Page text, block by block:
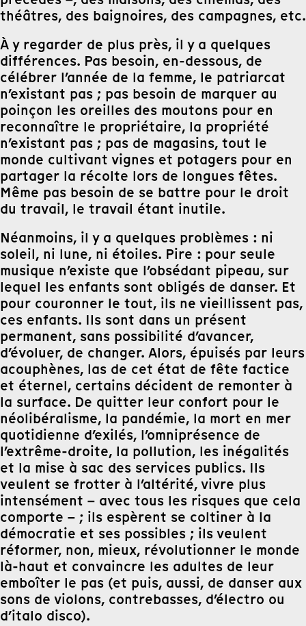
théâtres, des baignoires, des campagnes, etc.
À y regarder de plus près, il y a quelques
différences. Pas besoin, en-dessous, de
célébrer l’année de la femme, le patriarcat
n’existant pas ; pas besoin de marquer au
poinçon les oreilles des moutons pour en
reconnaître le propriétaire, la propriété
n’existant pas ; pas de magasins, tout le
monde cultivant vignes et potagers pour en
partager la récolte lors de longues fêtes.
Même pas besoin de se battre pour le droit
du travail, le travail étant inutile.
Néanmoins, il y a quelques problèmes : ni
soleil, ni lune, ni étoiles. Pire : pour seule
musique n’existe que l’obsédant pipeau, sur
lequel les enfants sont obligés de danser. Et
pour couronner le tout, ils ne vieillissent pas,
ces enfants. Ils sont dans un présent
permanent, sans possibilité d’avancer,
d’évoluer, de changer. Alors, épuisés par leurs
acouphènes, las de cet état de fête factice
et éternel, certains décident de remonter à
la surface. De quitter leur confort pour le
néolibéralisme, la pandémie, la mort en mer
quotidienne d’exilés, l’omniprésence de
l’extrême-droite, la pollution, les inégalités
et la mise à sac des services publics. Ils
veulent se frotter à l’altérité, vivre plus
intensément – avec tous les risques que cela
comporte – ; ils espèrent se coltiner à la
démocratie et ses possibles ; ils veulent
réformer, non, mieux, révolutionner le monde
là-haut et convaincre les adultes de leur
emboîter le pas (et puis, aussi, de danser aux
sons de violons, contrebasses, d’électro ou
d’italo disco).